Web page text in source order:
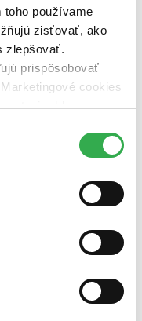
toho používame
zisťovať, ako
zlepšovať.
prispôsobovať
cookies
reklamy.
všetky tieto
väzba1